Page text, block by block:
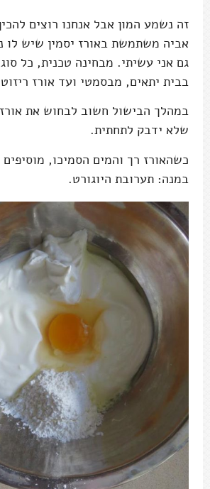
זה נשמע המון אבל אנחנו רוצים
אביה משתמשת באורז יסמין שיש לו
גם אני עשיתי. מבחינה טכנית, כל
בבית יתאים, מבסמטי ועד אורז
במהלך הבישול חשוב לבחוש את
שלא ידבק לתחתית.
כשהאורז רך והמים הסמיכו,
במנה: תערובת היוגורט.